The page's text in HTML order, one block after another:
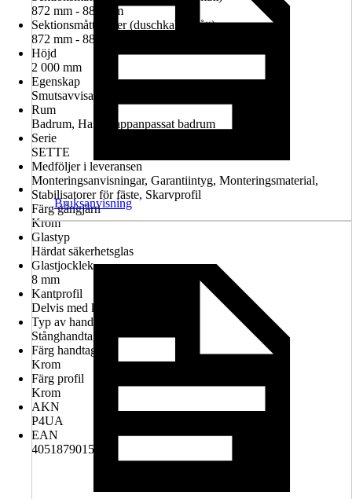
872 mm - 886 mm
Sektionsmått höger (duschkabinmått)
872 mm - 886 mm
Höjd
2 000 mm
Egenskap
Smutsavvisande glasbeläggning
Rum
Badrum, Handikappanpassat badrum
Serie
SETTE
Medföljer i leveransen
Monteringsanvisningar, Garantiintyg, Monteringsmaterial,
Stabilisatorer för fäste, Skarvprofil
Färg gångjärn
Krom
Glastyp
Härdat säkerhetsglas
Glastjocklek
8 mm
Kantprofil
Delvis med kantprofil
Typ av handtag
Stånghandtag
Färg handtag
Krom
Färg profil
Krom
AKN
P4UA
EAN
4051879015714
Bruksanvisning